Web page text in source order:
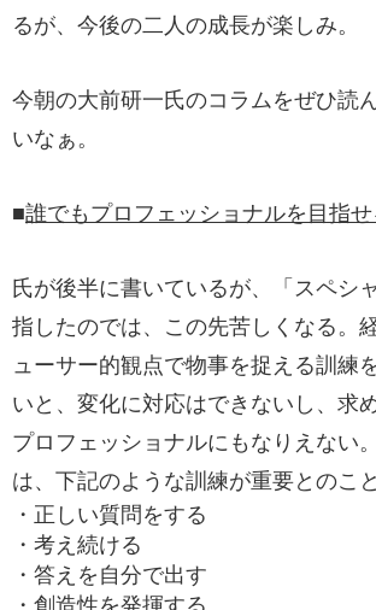
るが、今後の二人の成長が楽しみ。
今朝の大前研一氏のコラムをぜひ読
いなぁ。
■誰でもプロフェッショナルを目指せ
氏が後半に書いているが、「スペシ
指したのでは、この先苦しくなる。
ューサー的観点で物事を捉える訓練
いと、変化に対応はできないし、求
プロフェッショナルにもなりえない
は、下記のような訓練が重要とのこと
・正しい質問をする
・考え続ける
・答えを自分で出す
・創造性を発揮する